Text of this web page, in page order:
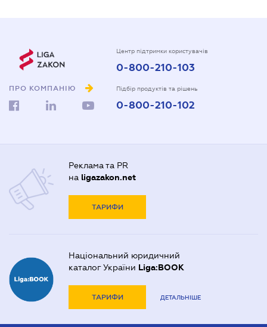
ПРО КОМПАНІЮ
Центр підтримки користувачів
0-800-210-103
Підбір продуктів та рішень
0-800-210-102
Реклама та PR
на ligazakon.net
ТАРИФИ
Національний юридичний
каталог України Liga:BOOK
ТАРИФИ ДЕТАЛЬНІШЕ